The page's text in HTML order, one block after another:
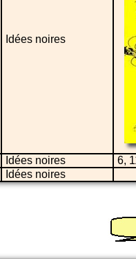
Idées noires
Idées noires
6,
Idées noires